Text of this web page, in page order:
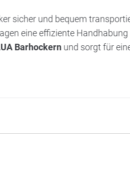
sicher und bequem
eine effiziente Handhabung
Barhockern und sorgt für